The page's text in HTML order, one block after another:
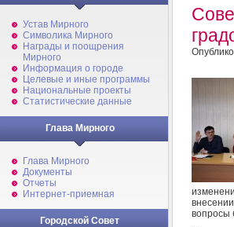
Устав Мирного
Символика Мирного
Награды и поощрения
Мирного
Информация о городе
Целевые и иные программы
Национальные проекты
Статистические данные
Глава Мирного
Глава Мирного
Документы
Отчеты
Интернет-приемная
Городской Совет
вопросы